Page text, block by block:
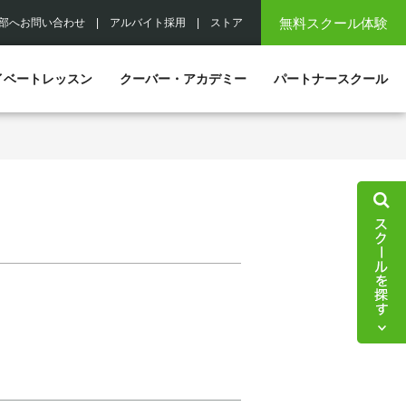
無料スクール体験
へお問い合わせ アルバイト採用 ストア
ベートレッスン クーバー・アカデミー パートナースクール